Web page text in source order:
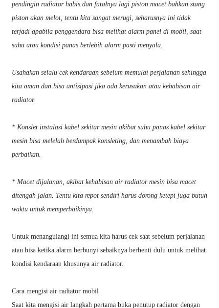
pendingin radiator habis dan fatalnya lagi piston macet bahkan stang
piston akan melot, tentu kita sangat merugi, seharusnya ini tidak
terjadi apabila penggendara bisa melihat alarm panel di mobil, saat
suhu atau kondisi panas berlebih alarm pasti menyala.
Usahakan selalu cek kendaraan sebelum memulai perjalanan sehingga
kita aman dan bisa antisipasi jika ada kerusakan atau kehabisan air
radiator.
* Konslet instalasi kabel sekitar mesin akibat suhu panas kabel sekitar
mesin bisa melelah berdampak konsleting, dan menambah biaya
perbaikan.
* Macet dijalanan, akibat kehabisan air radiator mesin bisa macet
ditengah jalan. Tentu kita repot sendiri harus dorong ketepi juga butuh
waktu untuk memperbaikinya.
Untuk menangulangi ini semua kita harus cek saat sebelum perjalanan
atau bisa ketika alarm berbunyi sebaiknya berhenti dulu untuk melihat
kondisi kendaraan khusunya air radiator.
Cara mengisi air radiator mobil
Saat kita mengisi air langkah pertama buka penutup radiator dengan